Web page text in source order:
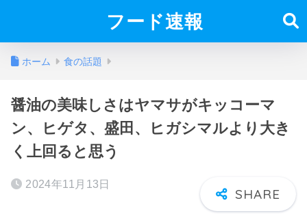
フード速報
ホーム 食の話題
醤油の美味しさはヤマサがキッコーマ
ン、ヒゲタ、盛田、ヒガシマルより大き
く上回ると思う
2024年11月13日